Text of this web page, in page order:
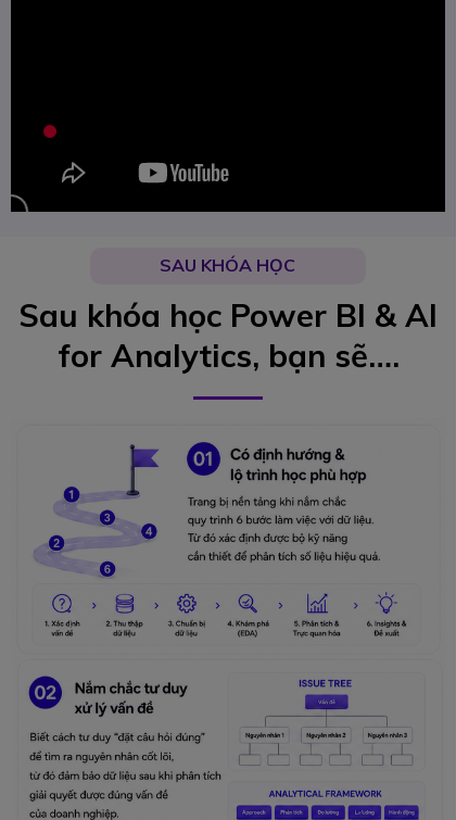
SAU KHÓA HỌC
Sau khóa học Power BI & AI
for Analytics, bạn sẽ….